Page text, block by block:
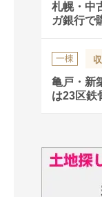
札幌・中
ガ銀行で
一棟
亀戸・新
は23区鉄